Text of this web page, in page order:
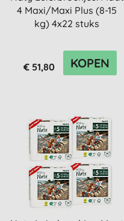
4 Maxi/Maxi Plus (8-15
kg) 4x22 stuks
€ 51,80 KOPEN